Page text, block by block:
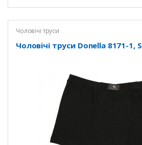
Чоловічі труси
Чоловічі труси Donella 8171-1, S